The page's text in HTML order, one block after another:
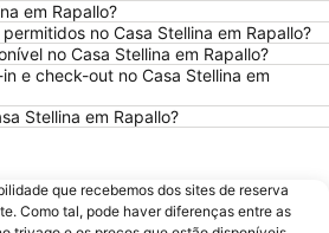
Barberini - Fontana di Trevi Metro Station
Praça de São Pedro
Ostia
Via del Corso
Spagna Metro Station
Parioli
em Rapallo?
no Casa Stellina em Rapallo?
no Casa Stellina em Rapallo?
e check-out no Casa Stellina em
Stellina em Rapallo?
que recebemos dos sites de reserva
Como tal, pode haver diferenças entre as